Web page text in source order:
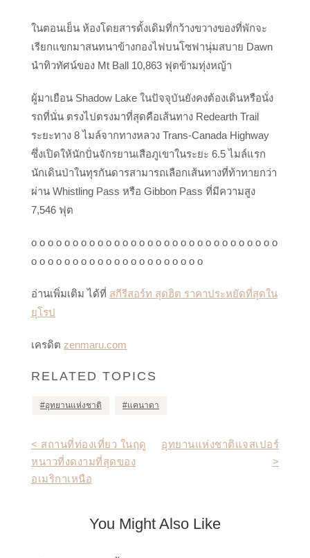
ในตอนเย็น ห้องโดยสารดั้งเดิมที่กว้างขวางของที่พักจะ
เรียกแขกมาสนทนาข้างกองไฟบนโซฟานุ่มสบาย Dawn
นำทิวทัศน์ของ Mt Ball 10,863 ฟุตข้ามทุ่งหญ้า
ผู้มาเยือน Shadow Lake ในปัจจุบันยังคงต้องเดินหรือนั่ง
รถที่นั่น ตรงไปตรงมาที่สุดคือเส้นทาง Redearth Trail
ระยะทาง 8 ไมล์จากทางหลวง Trans-Canada Highway
ซึ่งเปิดให้นักปั่นจักรยานเสือภูเขาในระยะ 6.5 ไมล์แรก
นักเดินป่าในทุรกันดารสามารถเลือกเส้นทางที่ท้าทายกว่า
ผ่าน Whistling Pass หรือ Gibbon Pass ที่มีความสูง
7,546 ฟุต
o o o o o o o o o o o o o o o o o o o o o o o o o o o o o o
o o o o o o o o o o o o o o o o o o o o o
อ่านเพิ่มเติม ได้ที่ สกีรีสอร์ท สุดฮิต ราคาประหยัดที่สุดใน
ยุโรป
เครดิต zenmaru.com
RELATED TOPICS
อุทยานแห่งชาติ แคนาดา
Post
navigation
< สถานที่ท่องเที่ยว ในฤดู
หนาวที่งดงามที่สุดของ
อเมริกาเหนือ
อุทยานแห่งชาติแจสเปอร์
>
You Might Also Like